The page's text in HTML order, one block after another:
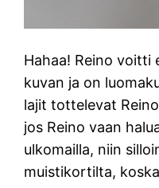
Hahaa! Reino voitti
kuvan ja on
lajit tottelevat
jos Reino vaan
ulkomailla, niin
muistikortilta,